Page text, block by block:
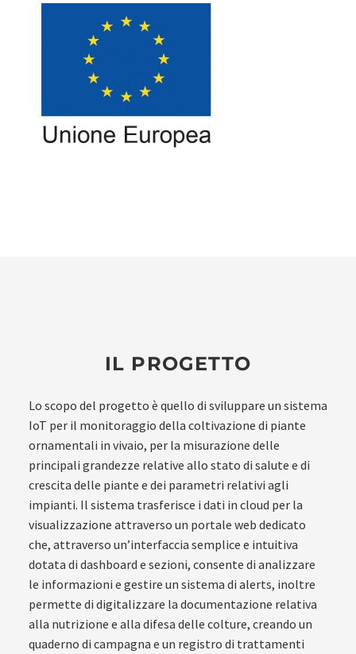
IL PROGETTO
Lo scopo del progetto è quello di sviluppare un sistema
IoT per il monitoraggio della coltivazione di piante
ornamentali in vivaio, per la misurazione delle
principali grandezze relative allo stato di salute e di
crescita delle piante e dei parametri relativi agli
impianti. Il sistema trasferisce i dati in cloud per la
visualizzazione attraverso un portale web dedicato
che, attraverso un’interfaccia semplice e intuitiva
dotata di dashboard e sezioni, consente di analizzare
le informazioni e gestire un sistema di alerts, inoltre
permette di digitalizzare la documentazione relativa
alla nutrizione e alla difesa delle colture, creando un
quaderno di campagna e un registro di trattamenti